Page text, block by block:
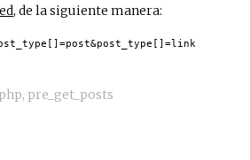
, de la siguiente manera:
, pre_get_posts